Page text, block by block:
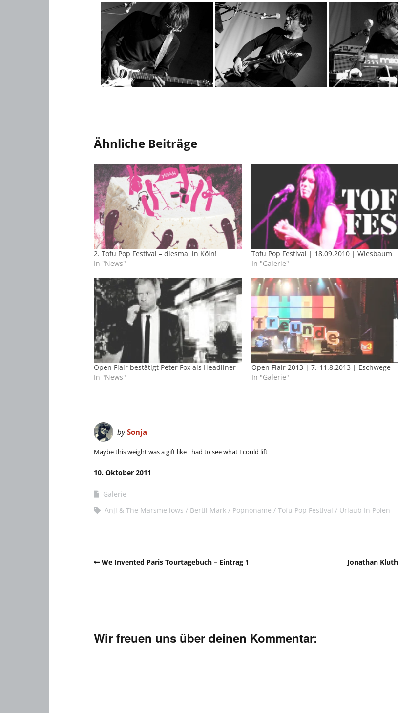
Ähnliche Beiträge
2. Tofu Pop Festival – diesmal in Köln!
In "News"
Tofu Pop Festival | 18.09.2010 | Wiesbaum
In "Galerie"
Open Flair bestätigt Peter Fox als Headliner
In "News"
Open Flair 2013 | 7.-11.8.2013 | Eschwege
In "Galerie"
bySonja
Maybe this weight was a gift like I had to see what I could lift
10. Oktober 2011
Galerie
Anji & The Marsmellows
Bertil Mark Popnoname Tofu Pop Festival Urlaub In Polen
We Invented Paris Tourtagebuch – Eintrag 1
Jonathan
Wir freuen uns über deinen Kommentar: